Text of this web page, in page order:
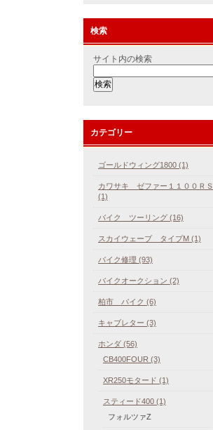
検索
サイト内の検索
カテゴリー
ゴールドウィング1800 (1)
カワサキ ゼファー１１００ＲＳ
(1)
バイク ツーリング (16)
スカイウェーブ タイプM (1)
バイク修理 (93)
バイクオークション (2)
柏市 バイク (6)
キャブレター (3)
ホンダ (56)
CB400FOUR (3)
XR250モタード (1)
スティード400 (1)
フォルツァZ